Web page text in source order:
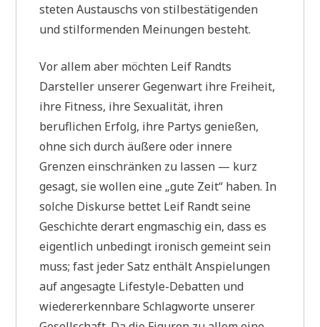
steten Austauschs von stilbestätigenden
und stilformenden Meinungen besteht.
Vor allem aber möchten Leif Randts
Darsteller unserer Gegenwart ihre Freiheit,
ihre Fitness, ihre Sexualität, ihren
beruflichen Erfolg, ihre Partys genießen,
ohne sich durch äußere oder innere
Grenzen einschränken zu lassen — kurz
gesagt, sie wollen eine „gute Zeit“ haben. In
solche Diskurse bettet Leif Randt seine
Geschichte derart engmaschig ein, dass es
eigentlich unbedingt ironisch gemeint sein
muss; fast jeder Satz enthält Anspielungen
auf angesagte Lifestyle-Debatten und
wiedererkennbare Schlagworte unserer